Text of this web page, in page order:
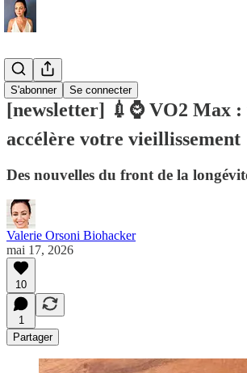
S'abonner Se connecter
Newsletter
[newsletter] 💉⌚ VO2 Max
accélère votre vieillissement
Des nouvelles du front de la
Valerie Orsoni Biohacker
mai 17, 2026
10
1
Partager